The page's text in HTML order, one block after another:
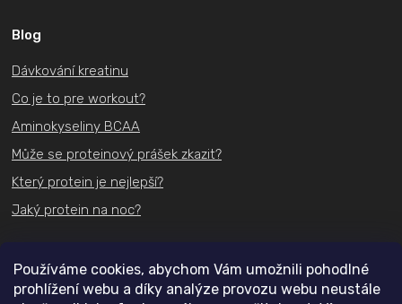
Používáme cookies, abychom Vám umožnili pohodlné
prohlížení webu a díky analýze provozu webu neustále
Blog
Dávkování kreatinu
Co je to pre workout?
Aminokyseliny BCAA
Může se proteinový prášek zkazit?
Který protein je nejlepší?
Jaký protein na noc?
Kontakt